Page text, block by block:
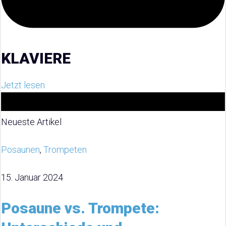
KLAVIERE
Jetzt lesen
Neueste Artikel
Posaunen, Trompeten
15. Januar 2024
Posaune vs. Trompete: